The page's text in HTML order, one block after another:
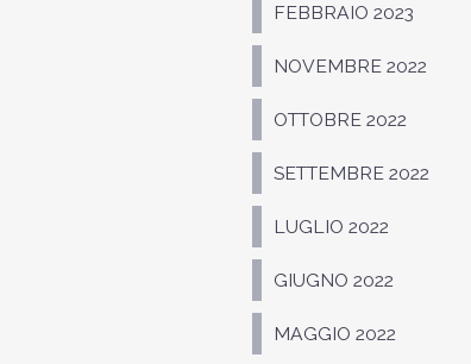
FEBBRAIO 2023
NOVEMBRE 2022
OTTOBRE 2022
SETTEMBRE 2022
LUGLIO 2022
GIUGNO 2022
MAGGIO 2022